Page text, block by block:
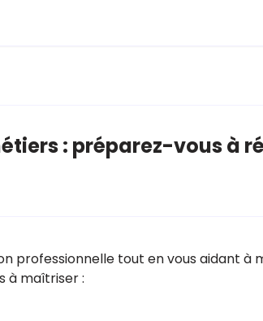
: préparez-vous à
professionnelle tout en vous aidant à
à maîtriser :